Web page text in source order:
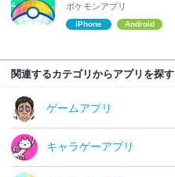
ポケモンアプリ
iPhone Android
関連するカテゴリからアプリを探す
ゲームアプリ
キャラゲーアプリ